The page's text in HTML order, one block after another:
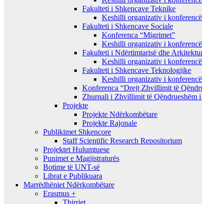
Fakulteti i Shkencave Teknike
Keshilli organizativ i
Fakulteti i Shkencave Sociale
Konferenca “Migrimet”
Keshilli organizativ i
Fakulteti i Ndërtimtarisë dhe
Keshilli organizativ i
Fakulteti i Shkencave Teknologjike
Keshilli organizativ i
Konferenca “Drejt Zhvillimit të
Zhurnali i Zhvillimit të Qëndrueshëm
Projekte
Projekte Ndërkombëtare
Projekte Rajonale
Publikimet Shkencore
Staff Scientific Research Repositorium
Projektet Hulumtuese
Punimet e Magjistraturës
Botime të UNT-së
Librat e Publikuara
Marrëdhëniet Ndërkombëtare
Erasmus +
Thirrjet